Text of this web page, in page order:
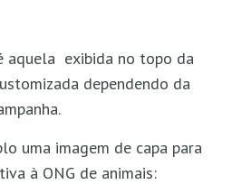
imagens na sua campanha?
campanha Contínua Por
aquela exibida no topo da
dependendo da
uma imagem de capa para
à ONG de animais: